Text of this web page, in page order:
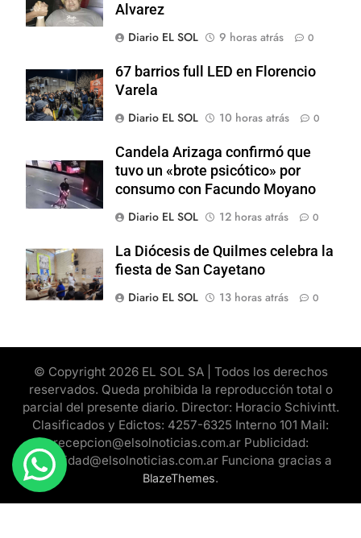
Alvarez
Diario EL SOL
9 horas atrás 0
67 barrios full LED en Florencio
Varela
Diario EL SOL
10 horas atrás 0
Candela Arizaga confirmó que
tuvo un «brote psicótico» por
consumo con Facundo Moyano
Diario EL SOL
12 horas atrás 0
La Diócesis de Quilmes celebra la
fiesta de San Cayetano
Diario EL SOL
13 horas atrás 0
© Copyright 2026 EL SOL SA | Todos los derechos
reservados. Queda prohibida la reproducción total o
parcial del presente diario. Director: Horacio Schivintt.
Clasificados y Edictos: 4257-6325 Interno 101 Mail:
recepcion@elsolnoticias.com.ar Publicidad:
publicidad@elsolnoticias.com.ar Funciona gracias a
BlazeThemes.